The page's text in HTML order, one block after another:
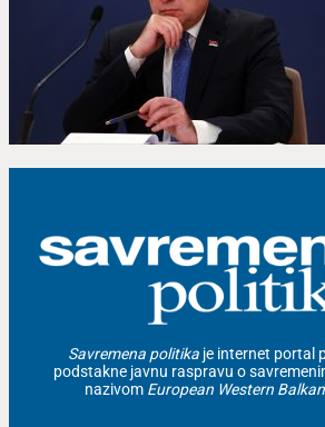
Savremena politika je internet portal
podstakne javnu raspravu o
nazivom European Western